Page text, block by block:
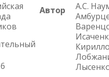
Автор
А.С.